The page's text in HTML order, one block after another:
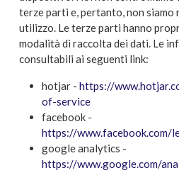
terze parti e, pertanto, non siamo
utilizzo. Le terze parti hanno
modalità di raccolta dei dati. Le
consultabili ai seguenti link:
hotjar - https://
of-service
facebook -
https://www.facebook.com/
google analytics -
https://www.google.com/